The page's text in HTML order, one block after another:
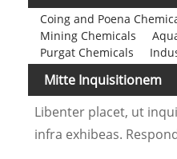
Coing and Poena
Mining Chemicals
Purgat Chemicals
Mitte Inquisitionem
Libenter placet, ut
infra exhibeas.